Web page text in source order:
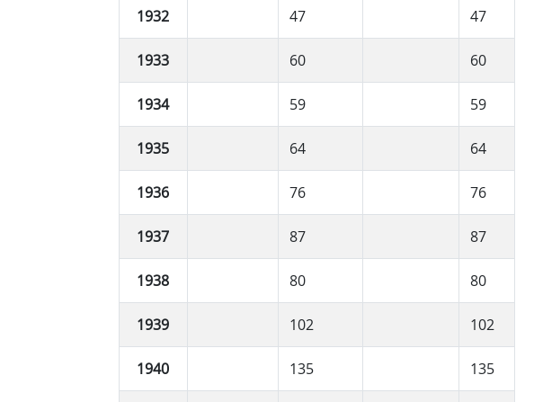
1932 47 47
1933 60 60
1934 59 59
1935 64 64
1936 76 76
1937 87 87
1938 80 80
1939 102 102
1940 135 135